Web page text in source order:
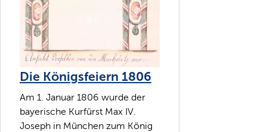
Die Königsfeiern 1806
Am 1. Januar 1806 wurde der
bayerische Kurfürst Max IV.
Joseph in München zum König